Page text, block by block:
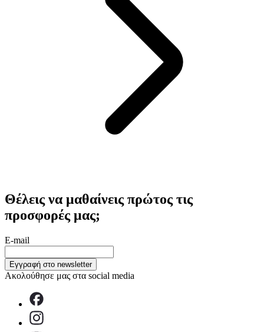
Θέλεις να μαθαίνεις πρώτος τις
προσφορές μας;
E-mail
Εγγραφή στο newsletter
Ακολούθησε μας στα social media